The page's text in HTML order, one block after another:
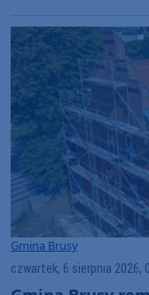
Gmina Brusy
czwartek, 6 sierpnia 2026,